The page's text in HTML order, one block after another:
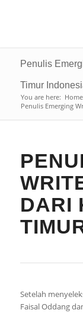
Penulis
Timur
You are here: Home
Penulis Emerging
DARI
Setelah
Faisal Oddang